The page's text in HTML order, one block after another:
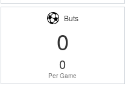
Buts
0
0
Per Game